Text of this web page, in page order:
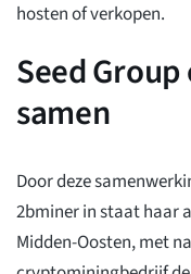
hosten of verkopen.
Seed
samen
Door deze
2bminer in staat haar
Midden-Oosten, met